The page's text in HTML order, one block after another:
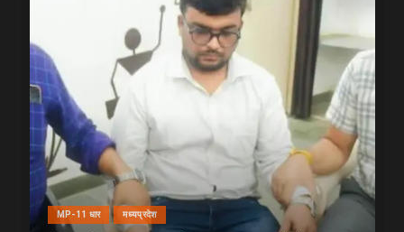
MP-11 धार मध्यप्रदेश